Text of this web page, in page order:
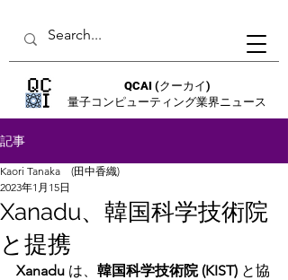
QCAI (クーカイ)
量子コンピューティング業界ニュース
記事
Xanadu、韓国科学技術院
と提携
Kaori Tanaka (田中香織)
2023年1月15日
Xanadu は、 韓国科学技術院 (KIST) と協